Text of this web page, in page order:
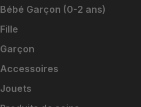
Bébé Garçon (0-2 ans)
Fille
Garçon
Accessoires
Jouets